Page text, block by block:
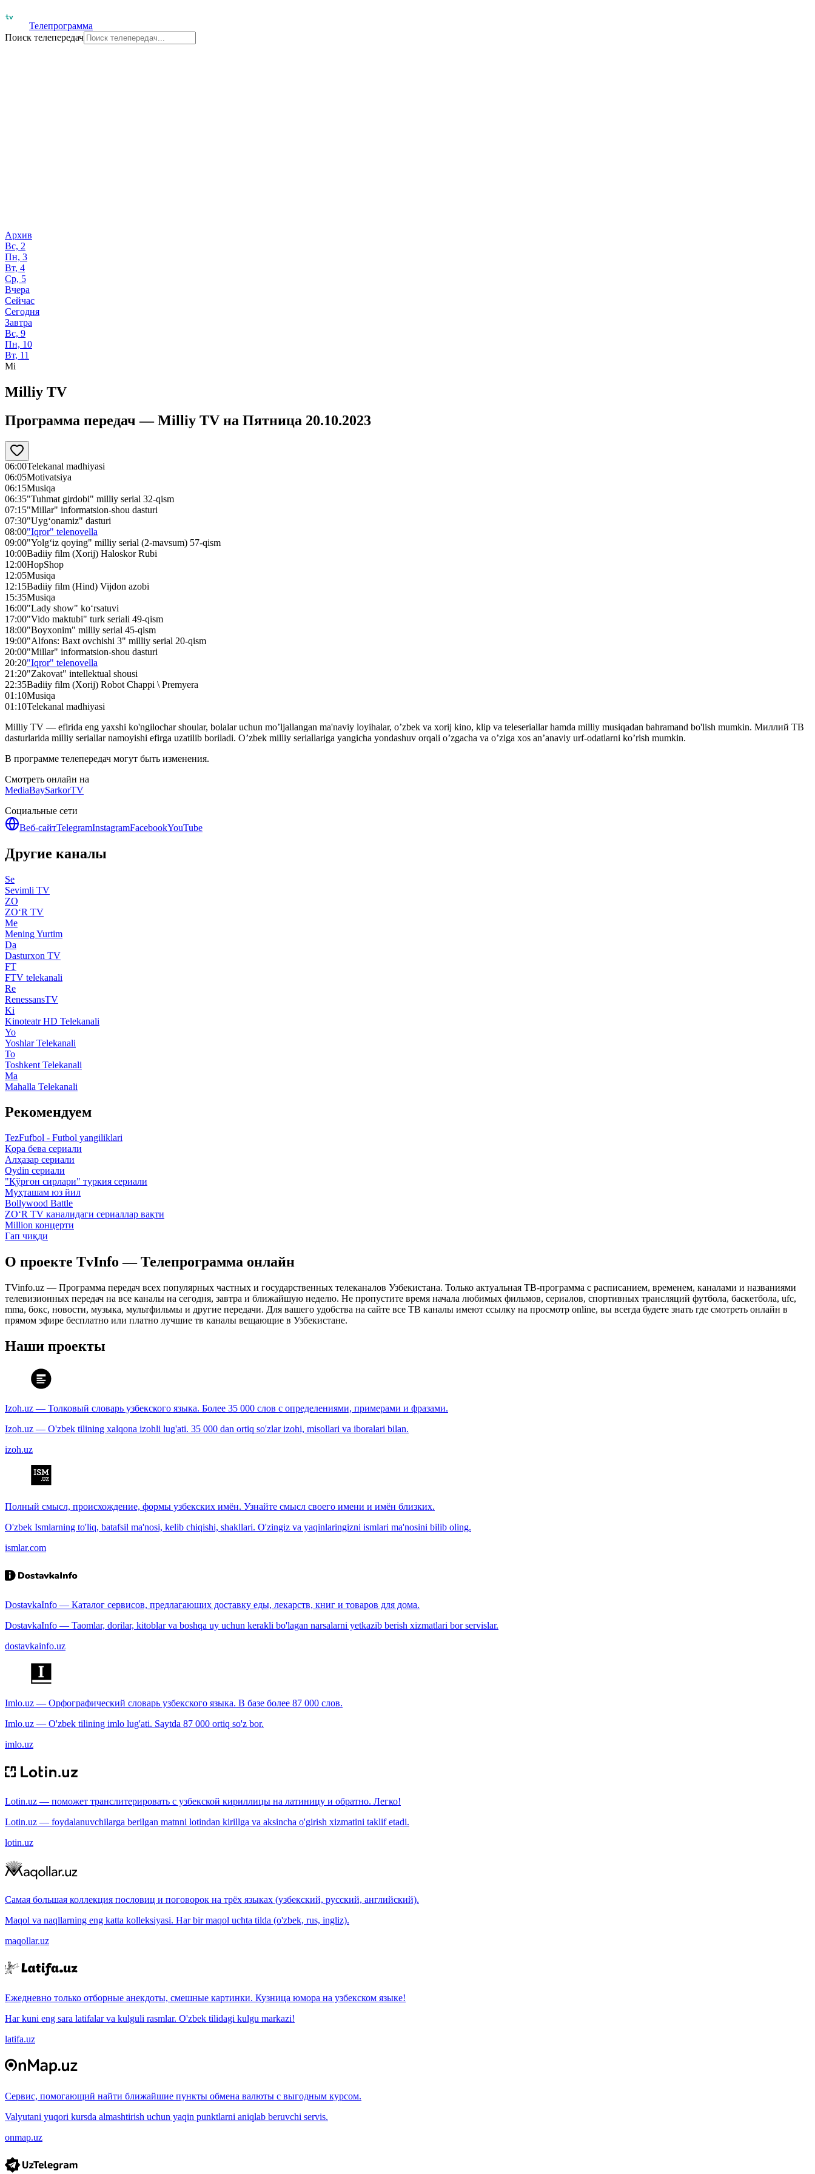
Телепрограмма
Поиск телепередач
Архив
Вс, 2
Пн, 3
Вт, 4
Ср, 5
Вчера
Сейчас
Сегодня
Завтра
Вс, 9
Пн, 10
Вт, 11
Mi
Milliy TV
Программа передач —Milliy TV на Пятница 20.10.2023
06:00Telekanal madhiyasi
06:05Motivatsiya
06:15Musiqa
06:35"Tuhmat girdobi" milliy serial 32-qism
07:15"Millar" informatsion-shou dasturi
07:30"Uyg‘onamiz" dasturi
08:00"Iqror" telenovella
09:00"Yolg‘iz qoying" milliy serial (2-mavsum) 57-qism
10:00Badiiy film (Xorij) Haloskor Rubi
12:00HopShop
12:05Musiqa
12:15Badiiy film (Hind) Vijdon azobi
15:35Musiqa
16:00"Lady show" ko‘rsatuvi
17:00"Vido maktubi" turk seriali 49-qism
18:00"Boyxonim" milliy serial 45-qism
19:00"Alfons: Baxt ovchishi 3" milliy serial 20-qism
20:00"Millar" informatsion-shou dasturi
20:20"Iqror" telenovella
21:20"Zakovat" intellektual shousi
22:35Badiiy film (Xorij) Robot Chappi \ Premyera
01:10Musiqa
01:10Telekanal madhiyasi
Milliy TV — efirida eng yaxshi ko'ngilochar shoular, bolalar uchun mo’ljallangan ma'naviy loyihalar, o’zbek va xorij kino, klip va teleseriallar hamda milliy musiqadan bahramand bo'lish mumkin. Миллий ТВ
dasturlarida milliy seriallar namoyishi efirga uzatilib boriladi. O’zbek milliy seriallariga yangicha yondashuv orqali o’zgacha va o’ziga xos an’anaviy urf-odatlarni ko’rish mumkin.
В программе телепередач могут быть изменения.
Смотреть онлайн на
MediaBaySarkorTV
Социальные сети
Веб-сайтTelegramInstagramFacebookYouTube
Другие каналы
Se
Sevimli TV
ZO
ZO‘R TV
Me
Mening Yurtim
Da
Dasturxon TV
FT
FTV telekanali
Re
RenessansTV
Ki
Kinoteatr HD Telekanali
Yo
Yoshlar Telekanali
To
Toshkent Telekanali
Ma
Mahalla Telekanali
Рекомендуем
TezFufbol - Futbol yangiliklari
Қора бева сериали
Алҳазар сериали
Oydin сериали
"Қўрғон сирлари" туркия сериали
Муҳташам юз йил
Bollywood Battle
ZO‘R TV каналидаги сериаллар вақти
Million концерти
Гап чиқди
О проекте TvInfo — Телепрограмма онлайн
TVinfo.uz — Программа передач всех популярных частных и государственных телеканалов Узбекистана. Только актуальная ТВ-программа с расписанием, временем, каналами и названиями
телевизионных передач на все каналы на сегодня, завтра и ближайшую неделю. Не пропустите время начала любимых фильмов, сериалов, спортивных трансляций футбола, баскетбола, ufc,
mma, бокс, новости, музыка, мультфильмы и другие передачи. Для вашего удобства на сайте все ТВ каналы имеют ссылку на просмотр online, вы всегда будете знать где смотреть онлайн в
прямом эфире бесплатно или платно лучшие тв каналы вещающие в Узбекистане.
Наши проекты
Izoh.uz — Толковый словарь узбекского языка. Более 35 000 слов с определениями, примерами и фразами.
Izoh.uz — O'zbek tilining xalqona izohli lug'ati. 35 000 dan ortiq so'zlar izohi, misollari va iboralari bilan.
izoh.uz
Полный смысл, происхождение, формы узбекских имён. Узнайте смысл своего имени и имён близких.
O'zbek Ismlarning to'liq, batafsil ma'nosi, kelib chiqishi, shakllari. O'zingiz va yaqinlaringizni ismlari ma'nosini bilib oling.
ismlar.com
DostavkaInfo — Каталог сервисов, предлагающих доставку еды, лекарств, книг и товаров для дома.
DostavkaInfo — Taomlar, dorilar, kitoblar va boshqa uy uchun kerakli bo'lagan narsalarni yetkazib berish xizmatlari bor servislar.
dostavkainfo.uz
Imlo.uz — Орфографический словарь узбекского языка. В базе более 87 000 слов.
Imlo.uz — O'zbek tilining imlo lug'ati. Saytda 87 000 ortiq so'z bor.
imlo.uz
Lotin.uz — поможет транслитерировать с узбекской кириллицы на латиницу и обратно. Легко!
Lotin.uz — foydalanuvchilarga berilgan matnni lotindan kirillga va aksincha o'girish xizmatini taklif etadi.
lotin.uz
Самая большая коллекция пословиц и поговорок на трёх языках (узбекский, русский, английский).
Maqol va naqllarning eng katta kolleksiyasi. Har bir maqol uchta tilda (o'zbek, rus, ingliz).
maqollar.uz
Ежедневно только отборные анекдоты, смешные картинки. Кузница юмора на узбекском языке!
Har kuni eng sara latifalar va kulguli rasmlar. O'zbek tilidagi kulgu markazi!
latifa.uz
Сервис, помогающий найти ближайшие пункты обмена валюты с выгодным курсом.
Valyutani yuqori kursda almashtirish uchun yaqin punktlarni aniqlab beruvchi servis.
onmap.uz